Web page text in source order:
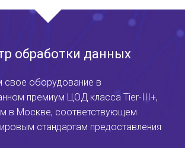
обработки данных
оборудование в
премиум ЦОД класса Tier-III+,
в Москве, соответствующем
стандартам предоставления